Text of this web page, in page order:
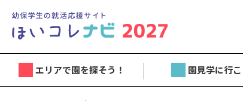
エリアで園を探そう！ 園見学に行こ